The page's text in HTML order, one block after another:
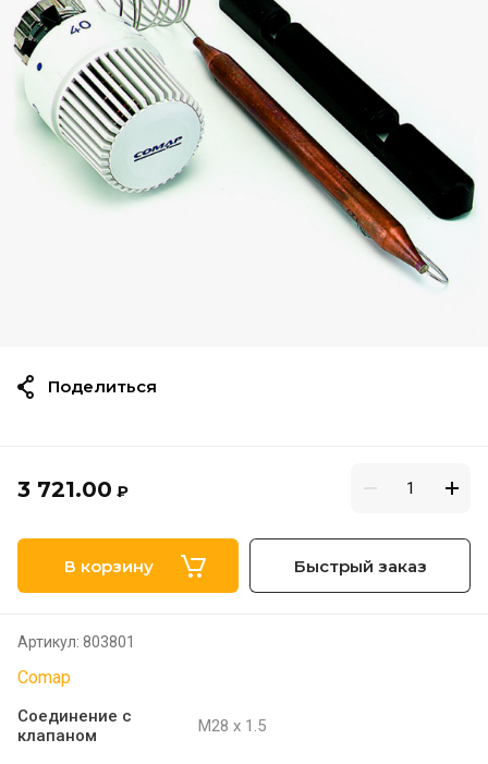
3 721.00 ₽
В корзину Быстрый заказ
Артикул: 803801
Comap
Соединение с
клапаном
М28 х 1.5
Поделиться